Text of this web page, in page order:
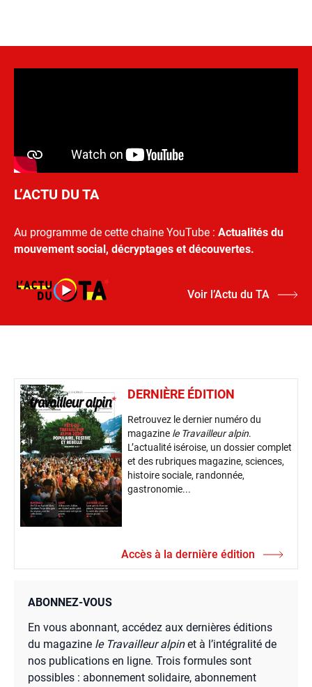
L’ACTU DU TA
Au programme de cette chaine YouTube : Actualités du
mouvement social, décryptages et découvertes.
Voir l’Actu du TA
DERNIÈRE ÉDITION
Retrouvez le dernier numéro du
magazine le Travailleur alpin.
L’actualité iséroise, un dossier complet
et des rubriques magazine, sciences,
histoire sociale, randonnée,
gastronomie...
Accès à la dernière édition
ABONNEZ-VOUS
En vous abonnant, accédez aux dernières éditions
du magazine le Travailleur alpinet à l’intégralité de
nos publications en ligne. Trois formules sont
possibles : abonnement solidaire, abonnement